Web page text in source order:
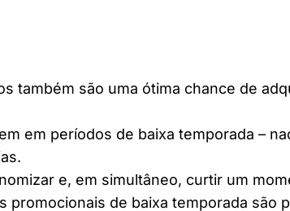
também são uma ótima chance de
em períodos de baixa temporada –
e, em simultâneo, curtir um
promocionais de baixa temporada são